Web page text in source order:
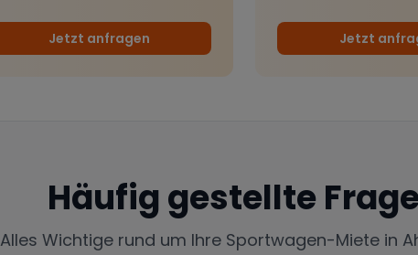
Jetzt anfragen Jetzt
Häufig gestellte
Alles Wichtige rund um Ihre Sportwagen-Miete in